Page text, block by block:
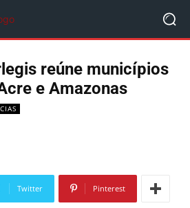
reúne municípios
e Amazonas
Twitter Pinterest